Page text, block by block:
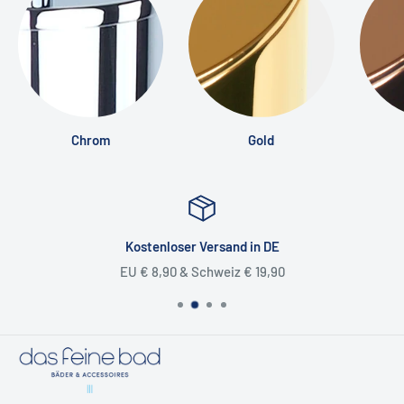
Schicken Sie uns einfach eine Anfrage über unser
Kontaktformular oder direkt per Mail.
❯ Unsere Kontaktdaten
Chrom Gold
Kostenloser Versand in DE
EU € 8,90 & Schweiz € 19,90